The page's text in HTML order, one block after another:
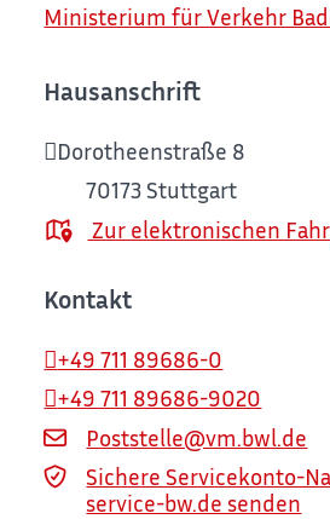
Ministerium für Verkehr
Hausanschrift
Dorotheenstraße 8
70173 Stuttgart
Zur elektronischen
Kontakt
+49 711 89686-0
+49 711 89686-9020
Poststelle@vm.bwl.de
Sichere Servicekonto-
service-bw.de senden